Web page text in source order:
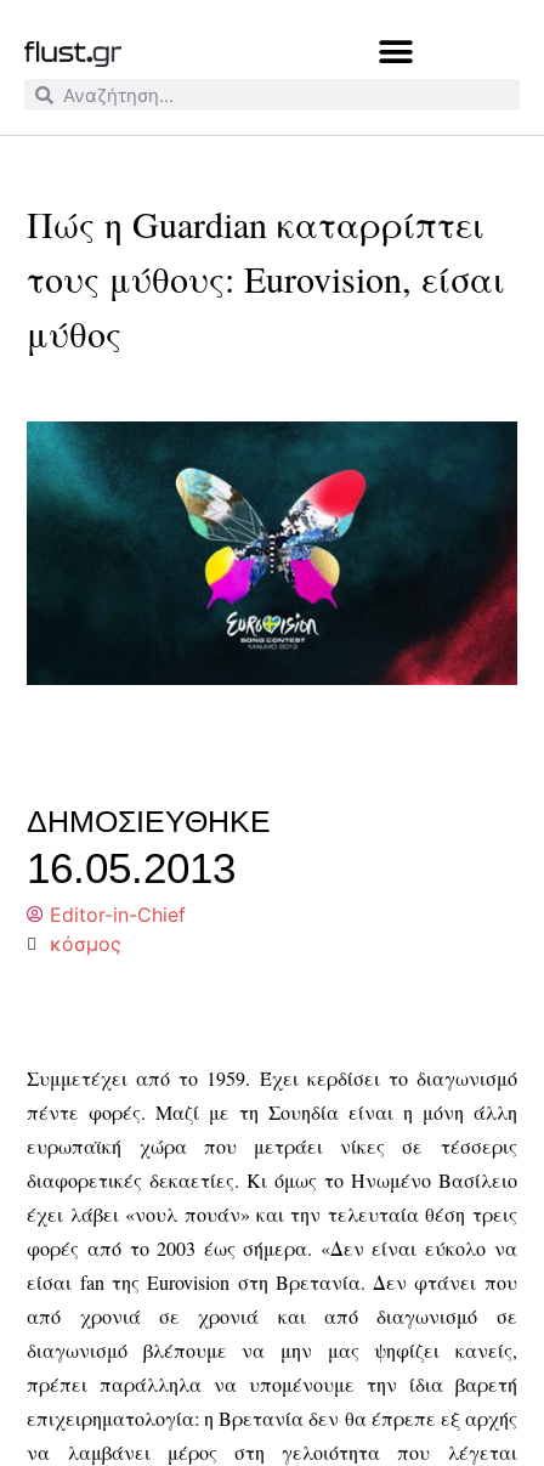
Πώς η Guardian καταρρίπτει
τους μύθους: Eurovision, είσαι
μύθος
ΔΗΜΟΣΙΕΎΘΗΚΕ
16.05.2013
Editor-in-Chief
κόσμος
Συμμετέχει από το 1959. Έχει κερδίσει το διαγωνισμό
πέντε φορές. Μαζί με τη Σουηδία είναι η μόνη άλλη
ευρωπαϊκή χώρα που μετράει νίκες σε τέσσερις
διαφορετικές δεκαετίες. Κι όμως το Ηνωμένο Βασίλειο
έχει λάβει «νουλ πουάν» και την τελευταία θέση τρεις
φορές από το 2003 έως σήμερα. «Δεν είναι εύκολο να
είσαι fan της Eurovision στη Βρετανία. Δεν φτάνει που
από χρονιά σε χρονιά και από διαγωνισμό σε
διαγωνισμό βλέπουμε να μην μας ψηφίζει κανείς,
πρέπει παράλληλα να υπομένουμε την ίδια βαρετή
επιχειρηματολογία: η Βρετανία δεν θα έπρεπε εξ αρχής
να λαμβάνει μέρος στη γελοιότητα που λέγεται